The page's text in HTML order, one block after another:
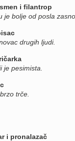
i filantrop
je bolje od posla
drugih ljudi.
je pesimista.
trče.
i pronalazač